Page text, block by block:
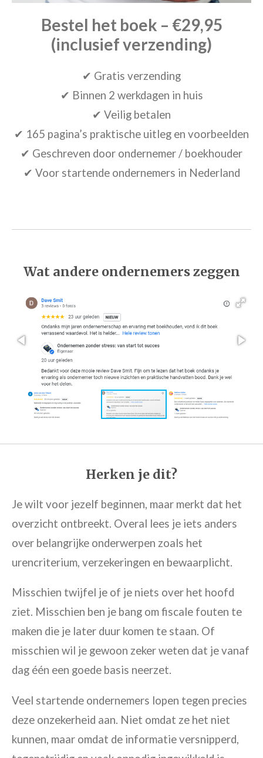
Bestel het boek – €29,95
(inclusief verzending)
✔ Gratis verzending
✔ Binnen 2 werkdagen in huis
✔ Veilig betalen
✔ 165 pagina’s praktische uitleg en voorbeelden
✔ Geschreven door ondernemer / boekhouder
✔ Voor startende ondernemers in Nederland
Wat andere ondernemers zeggen
Herken je dit?
Je wilt voor jezelf beginnen, maar merkt dat het
overzicht ontbreekt. Overal lees je iets anders
over belangrijke onderwerpen zoals het
urencriterium, verzekeringen en bewaarplicht.
Misschien twijfel je of je niets over het hoofd
ziet. Misschien ben je bang om fiscale fouten te
maken die je later duur komen te staan. Of
misschien wil je gewoon zeker weten dat je vanaf
dag één een goede basis neerzet.
Veel startende ondernemers lopen tegen precies
deze onzekerheid aan. Niet omdat ze het niet
kunnen, maar omdat de informatie versnipperd,